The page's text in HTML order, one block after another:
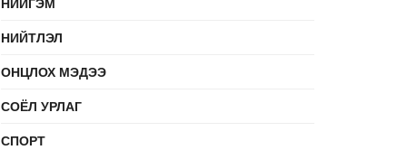
НИЙТЛЭЛ
ОНЦЛОХ МЭДЭЭ
СОЁЛ УРЛАГ
СПОРТ